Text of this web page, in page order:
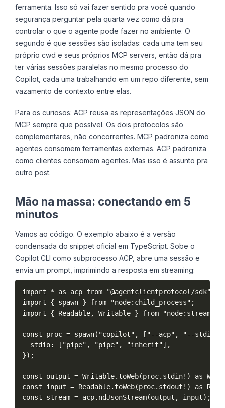
ferramenta. Isso só vai fazer sentido pra você quando
segurança perguntar pela quarta vez como dá pra
controlar o que o agente pode fazer no ambiente. O
segundo é que sessões são isoladas: cada uma tem seu
próprio cwd e seus próprios MCP servers, então dá pra
ter várias sessões paralelas no mesmo processo do
Copilot, cada uma trabalhando em um repo diferente, sem
vazamento de contexto entre elas.
Para os curiosos: ACP reusa as representações JSON do
MCP sempre que possível. Os dois protocolos são
complementares, não concorrentes. MCP padroniza como
agentes consomem ferramentas externas. ACP padroniza
como clientes consomem agentes. Mas isso é assunto pra
outro post.
Mão na massa: conectando em 5
minutos
Vamos ao código. O exemplo abaixo é a versão
condensada do snippet oficial em TypeScript. Sobe o
Copilot CLI como subprocesso ACP, abre uma sessão e
envia um prompt, imprimindo a resposta em streaming:
import * as acp from "@agentclientprotocol/sdk";
import { spawn } from "node:child_process";
import { Readable, Writable } from "node:stream";
const proc = spawn("copilot", ["--acp", "--
  stdio: ["pipe", "pipe", "inherit"],
});
const output = Writable.toWeb(proc.stdin!) as
const input = Readable.toWeb(proc.stdout!) as
const stream = acp.ndJsonStream(output, input);